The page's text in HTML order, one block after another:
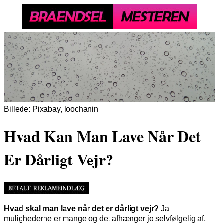
Billede: Pixabay, loochanin
Hvad Kan Man Lave Når Det
Er Dårligt Vejr?
Hvad skal man lave når det er dårligt vejr? Ja
mulighederne er mange og det afhænger jo selvfølgelig af,